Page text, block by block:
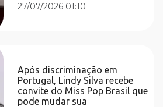
27/07/2026 01:10
Após discriminação em
Portugal, Lindy Silva recebe
convite do Miss Pop Brasil que
pode mudar sua